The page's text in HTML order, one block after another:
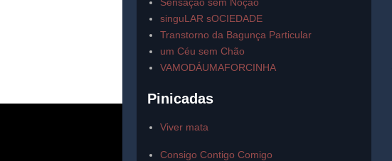
singuLAR sOCIEDADE
Transtorno da Bagunça Particular
um Céu sem Chão
VAMODÁUMAFORCINHA
Pinicadas
Viver mata
Consigo Contigo Comigo